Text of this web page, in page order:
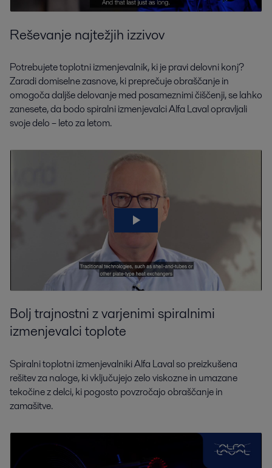
Reševanje najtežjih izzivov
Potrebujete toplotni izmenjevalnik, ki je pravi delovni konj?
Zaradi domiselne zasnove, ki preprečuje obraščanje in
omogoča daljše delovanje med posameznimi čiščenji, se lahko
zanesete, da bodo spiralni izmenjevalci Alfa Laval opravljali
svoje delo – leto za letom.
Bolj trajnostni z varjenimi spiralnimi
izmenjevalci toplote
Spiralni toplotni izmenjevalniki Alfa Laval so preizkušena
rešitev za naloge, ki vključujejo zelo viskozne in umazane
tekočine z delci, ki pogosto povzročajo obraščanje in
zamašitve.